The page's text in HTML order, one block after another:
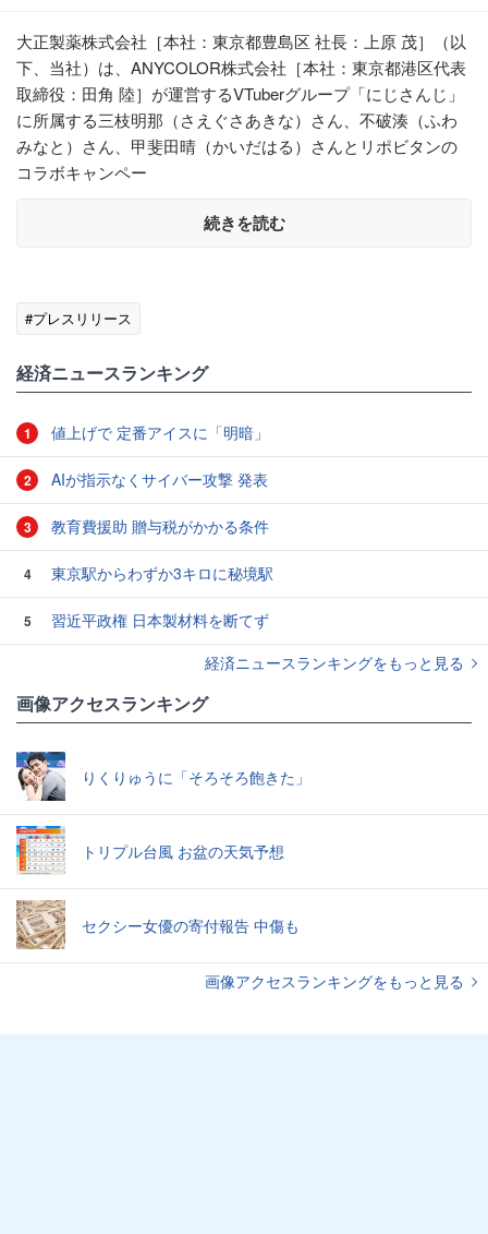
大正製薬株式会社［本社：東京都豊島区 社長：上原 茂］（以
下、当社）は、ANYCOLOR株式会社［本社：東京都港区代表
取締役：田角 陸］が運営するVTuberグループ「にじさんじ」
に所属する三枝明那（さえぐさあきな）さん、不破湊（ふわ
みなと）さん、甲斐田晴（かいだはる）さんとリポビタンの
コラボキャンペー
続きを読む
#プレスリリース
経済ニュースランキング
1 値上げで 定番アイスに「明暗」
2 AIが指示なくサイバー攻撃 発表
3 教育費援助 贈与税がかかる条件
4 東京駅からわずか3キロに秘境駅
5
習近平政権 日本製材料を断てず
経済ニュースランキングをもっと見る
画像アクセスランキング
りくりゅうに「そろそろ飽きた」
トリプル台風 お盆の天気予想
セクシー女優の寄付報告 中傷も
画像アクセスランキングをもっと見る